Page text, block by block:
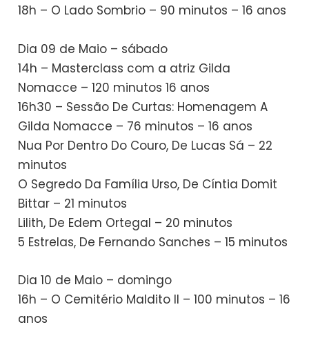
18h – O Lado Sombrio – 90 minutos – 16 anos
Dia 09 de Maio – sábado
14h – Masterclass com a atriz Gilda
Nomacce – 120 minutos 16 anos
16h30 – Sessão De Curtas: Homenagem A
Gilda Nomacce – 76 minutos – 16 anos
Nua Por Dentro Do Couro, De Lucas Sá – 22
minutos
O Segredo Da Família Urso, De Cíntia Domit
Bittar – 21 minutos
Lilith, De Edem Ortegal – 20 minutos
5 Estrelas, De Fernando Sanches – 15 minutos
Dia 10 de Maio – domingo
16h – O Cemitério Maldito II – 100 minutos – 16
anos